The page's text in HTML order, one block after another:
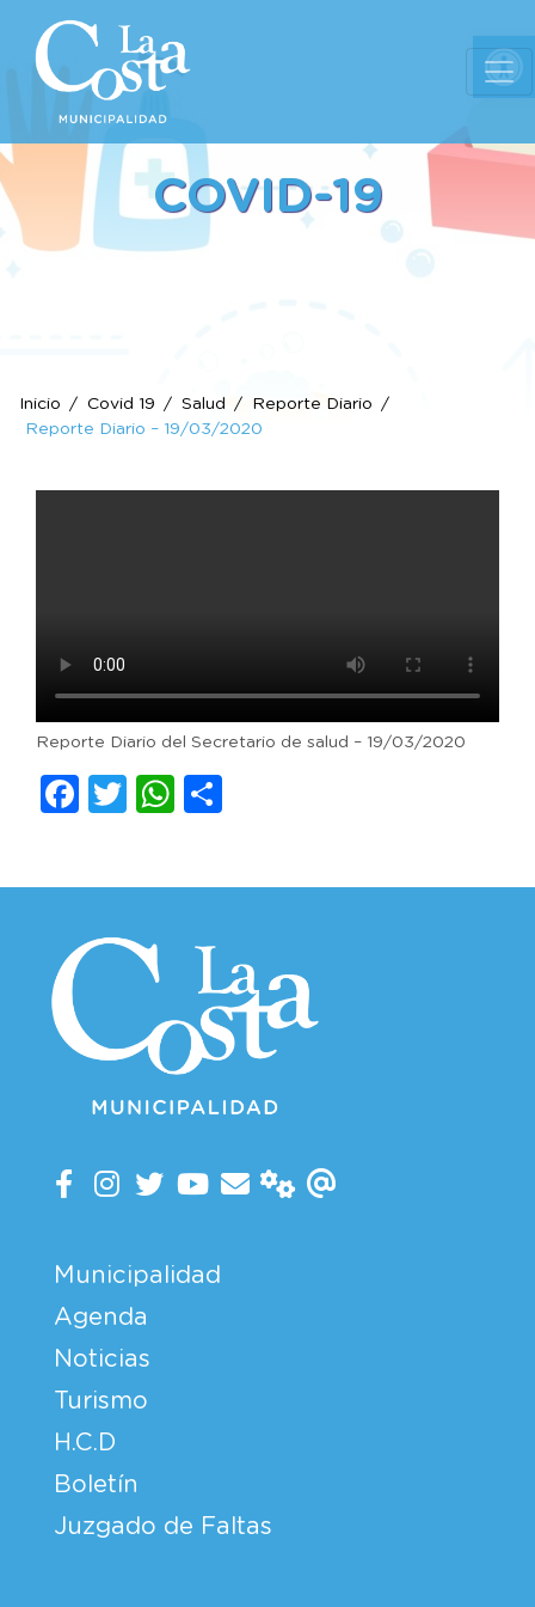
COVID-19
Inicio Covid 19 Salud
Reporte Diario
Reporte Diario – 19/03/2020
Reporte Diario del Secretario de salud – 19/03/2020
Facebook
TwitterWhatsApp
Municipalidad
Agenda
Noticias
Turismo
H.C.D
Boletín
Juzgado de Faltas